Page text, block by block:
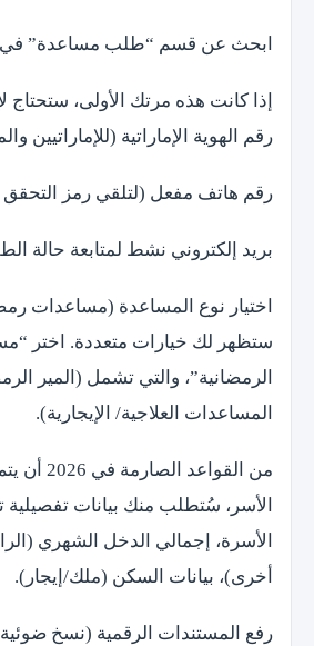
ابحث عن قسم “طلب مساعدة” في
إذا كانت هذه مرتك الأولى،
رقم الهوية الإماراتية (للإماراتيين
رقم هاتف مفعل (لتلقي رمز التحقق OTP).
بريد إلكتروني نشط لمتابعة حالة
اختيار نوع المساعدة (مساعدات
ستظهر لك خيارات متعددة. اختر
الرمضانية”، والتي تشمل (المير
المساعدات العلاجية/ الإيجارية).
من
الأسر، سُتطلب منك بيانات
الأسرة، إجمالي الدخل الشهري
أخرى)، بيانات السكن (ملك/إيجار).
رفع المستندات الرقمية (نسخ